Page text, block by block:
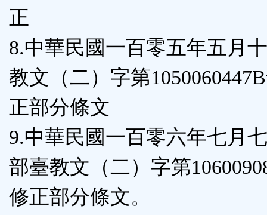
正
8.中華民國一百零五年五月
教文（二）字第
正部分條文
9.中華民國一百零六年七月
部臺教文（二）字第
修正部分條文。